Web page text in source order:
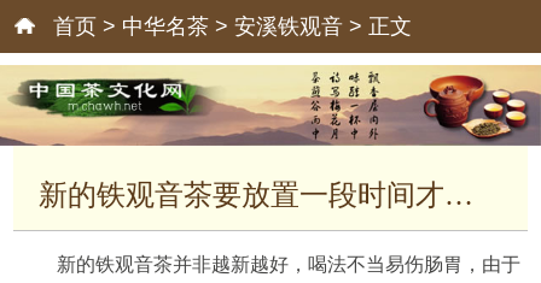
首页 > 中华名茶 > 安溪铁观音 > 正文
新的铁观音茶要放置一段时间才可以饮用
新的铁观音茶并非越新越好，喝法不当易伤肠胃，由于